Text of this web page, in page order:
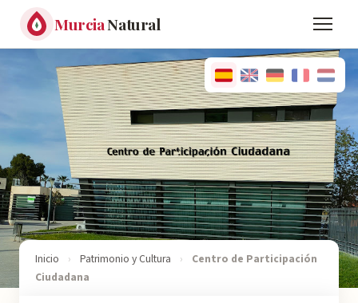
MurciaNatural
Inicio › Patrimonio y Cultura ›
Centro de Participación
Ciudadana